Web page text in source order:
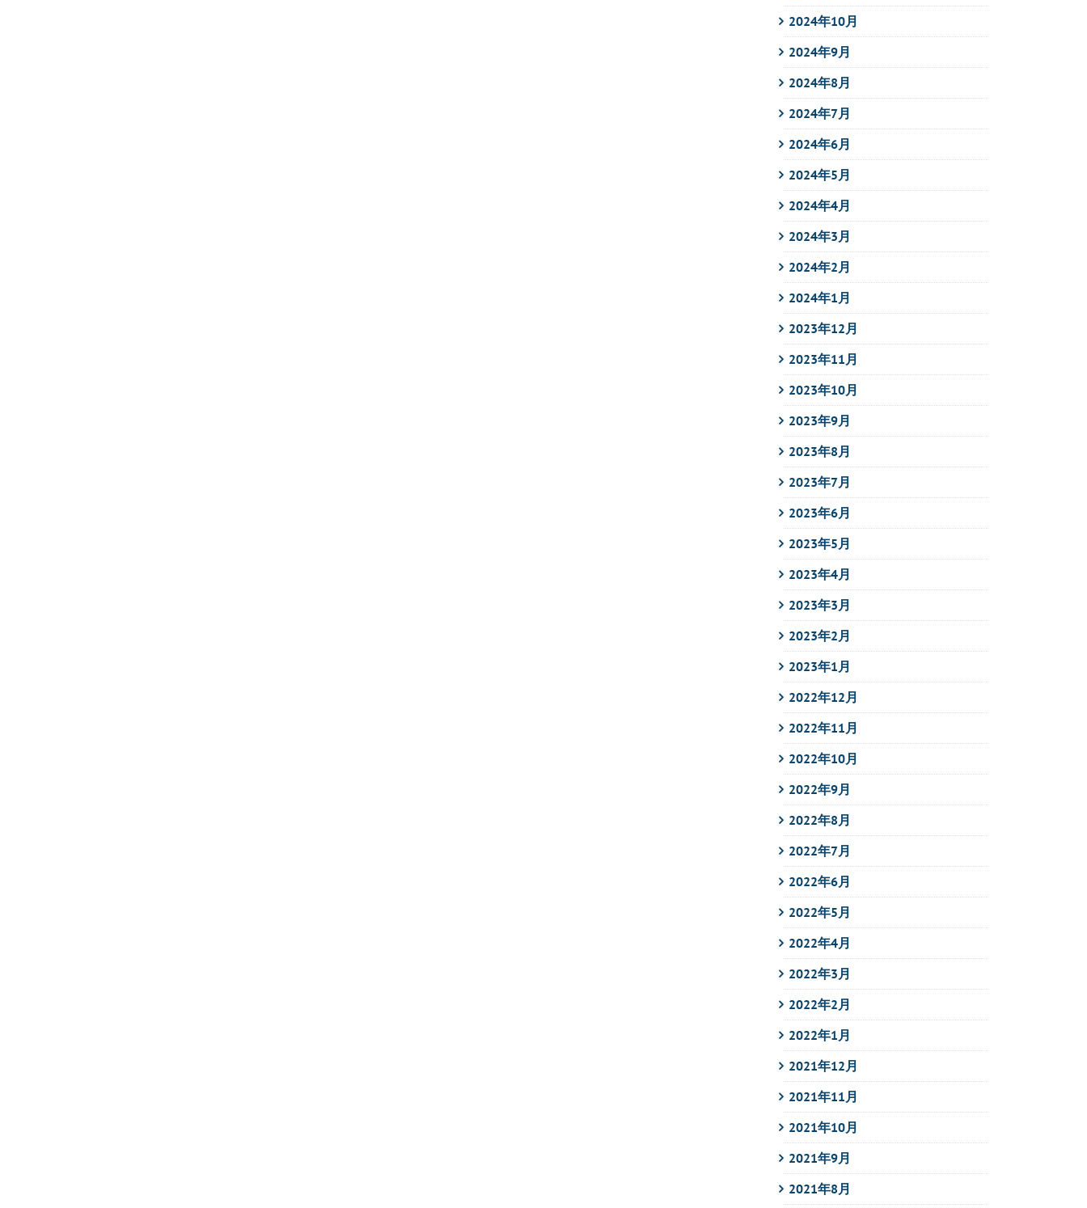
2024年10月
2024年9月
2024年8月
2024年7月
2024年6月
2024年5月
2024年4月
2024年3月
2024年2月
2024年1月
2023年12月
2023年11月
2023年10月
2023年9月
2023年8月
2023年7月
2023年6月
2023年5月
2023年4月
2023年3月
2023年2月
2023年1月
2022年12月
2022年11月
2022年10月
2022年9月
2022年8月
2022年7月
2022年6月
2022年5月
2022年4月
2022年3月
2022年2月
2022年1月
2021年12月
2021年11月
2021年10月
2021年9月
2021年8月